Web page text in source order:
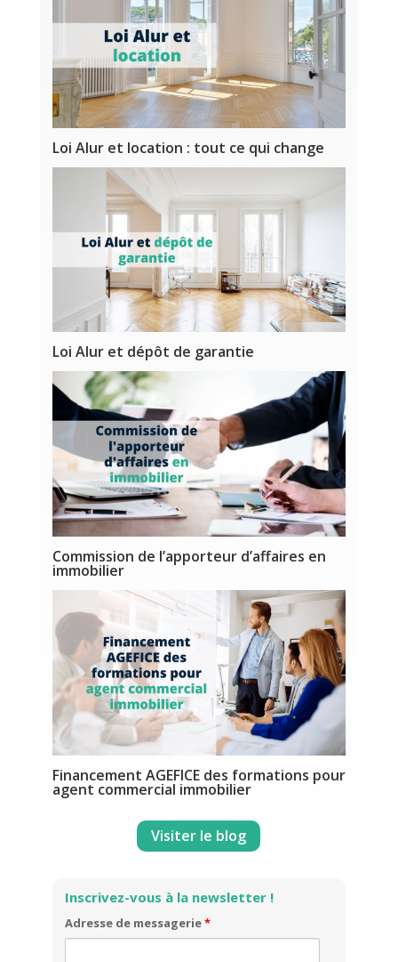
Loi Alur et location : tout ce qui change
Loi Alur et dépôt de garantie
Commission de l’apporteur d’affaires en
immobilier
Financement AGEFICE des formations pour
agent commercial immobilier
Visiter le blog
Inscrivez-vous à la newsletter !
Adresse de messagerie*